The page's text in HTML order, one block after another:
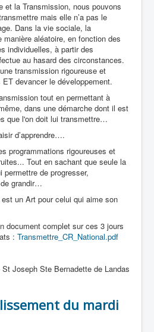
et la Transmission, nous pouvons
mais elle n’a pas le
Dans la vie sociale, la
aléatoire, en fonction des
individuelles, à partir des
au hasard des circonstances.
transmission rigoureuse et
devancer le développement.
tout en permettant à
dans une démarche dont il est
que l'on doit lui transmettre…
d’apprendre….
programmations rigoureuses et
Tout en sachant que seule la
de progresser,
grandir…
un Art pour celui qui aime son
document complet sur ces 3 jours
: Transmettre_CR_National.pdf
St Joseph Ste Bernadette de Landas
du mardi